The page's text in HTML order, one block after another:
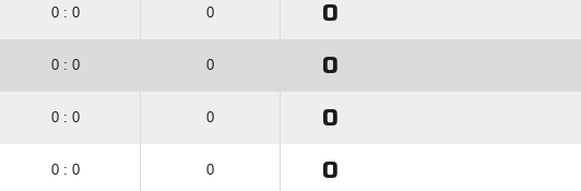
0 : 0 0 0
0 : 0 0 0
0 : 0 0 0
0 : 0 0 0